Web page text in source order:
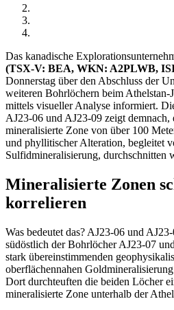
Das kanadische
(TSX-V: BEA, WKN: A2PLWB,
Donnerstag über den Abschluss der
weiteren Bohrlöchern beim
mittels visueller Analyse informiert.
AJ23-06 und AJ23-09 zeigt demnach,
mineralisierte Zone von über 100
und phyllitischer Alteration, begleitet
Sulfidmineralisierung, durchschnitten
Mineralisierte Zonen
korrelieren
Was bedeutet das? AJ23-06 und
südöstlich der Bohrlöcher AJ23-07
stark übereinstimmenden
oberflächennahen
Dort durchteuften die beiden Löcher
mineralisierte Zone unterhalb der